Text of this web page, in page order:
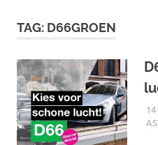
TAG: D66GROEN
14